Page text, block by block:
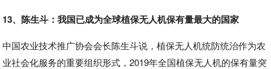
13、陈生斗：我国已成为全球植保无人机保有量最大的国家
中国农业技术推广协会会长陈生斗说，植保无人机统防统治作为农
业社会化服务的重要组织形式，2019年全国植保无人机的保有量突